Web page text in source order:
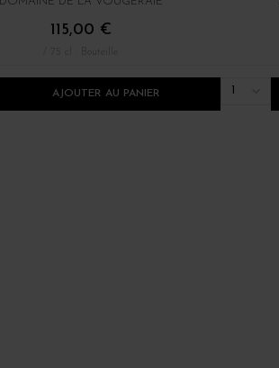
115,00 €
AJOUTER AU PANIER